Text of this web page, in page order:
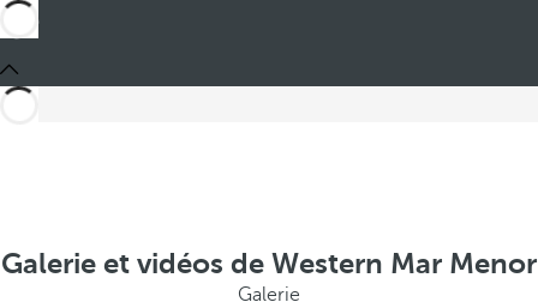
Galerie et vidéos de Western Mar Menor
Galerie